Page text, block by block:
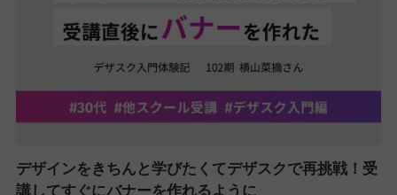
デザインをきちんと学びたくてデザスクで再挑戦！受
講してすぐにバナーを作れるように